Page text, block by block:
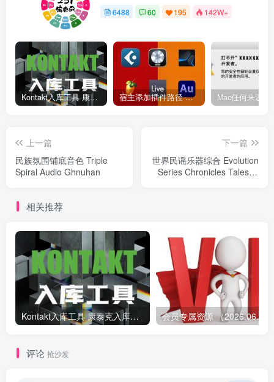
6488 60 195 142W+
Kontakt入库工具 康泰克入库教程 宿主添加插件路径 插件路径设置 VSTPlugins路径
上一篇
民族氛围铺底音色 Triple
Spiral Audio Ghnuhan
下一篇
世界民谣乐器综合 Evolution
Series Chronicles Tales of
相关推荐
Kontakt入库工具 康泰克入库教程
评论 抢沙发